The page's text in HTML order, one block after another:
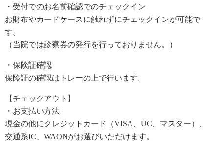
・受付でのお名前確認でのチェックイン
お財布やカードケースに触れずにチェックインが可能で
す。
（当院では診察券の発行を行っておりません。）
・保険証確認
保険証の確認はトレーの上で行います。
【チェックアウト】
・お支払い方法
現金の他にクレジットカード（VISA、UC、マスター）、
交通系IC、WAONがお選びいただけます。